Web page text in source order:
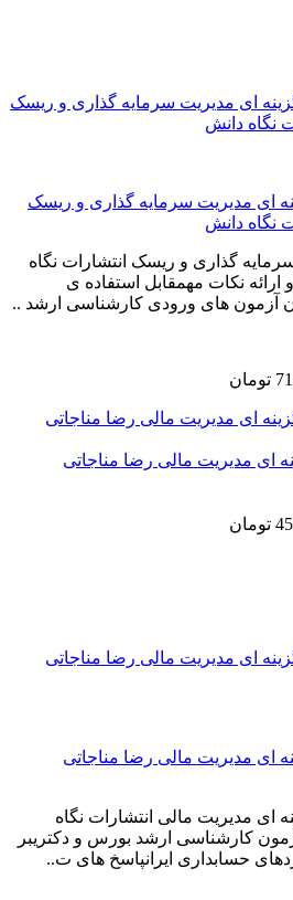
ای مدیریت سرمایه گذاری و ریسک
نگاه دانش
سرمایه گذاری و ریسک انتشارات نگاه
نکات مهمقابل استفاده ی
آزمون های ورودی کارشناسی ارشد ..
ای مدیریت مالی رضا مناجاتی
ای مدیریت مالی رضا مناجاتی
ای مدیریت مالی انتشارات نگاه
کارشناسی ارشد بورس و دکتریبر
حسابداری ایرانپاسخ های ت..